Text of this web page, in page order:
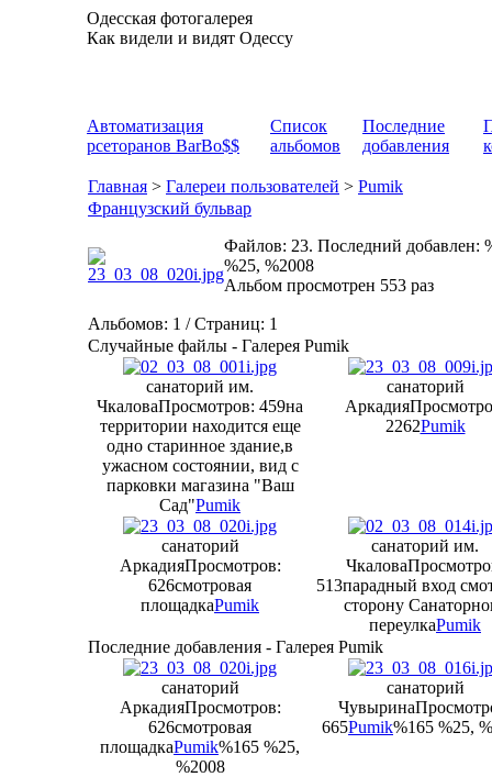
Одесская фотогалерея
Как видели и видят Одессу
Автоматизация
рсеторанов BarBo$$
Список
альбомов
Последние
добавления
Главная > Галереи пользователей > Pumik
Французский бульвар
Файлов: 23. Последний добавлен:
%25, %2008
Альбом просмотрен 553 раз
Альбомов: 1 / Страниц: 1
Случайные файлы - Галерея Pumik
санаторий им.
ЧкаловаПросмотров: 459на
территории находится еще
одно старинное здание,в
ужасном состоянии, вид с
парковки магазина "Ваш
Сад"Pumik
санаторий
Аркадия
2262Pumik
санаторий
АркадияПросмотров:
626смотровая
площадкаPumik
санаторий им.
Чкалова
513парадный вход
сторону
переулкаPumik
Последние добавления - Галерея Pumik
санаторий
АркадияПросмотров:
626смотровая
площадкаPumik%165 %25,
%2008
санаторий
Чувырина
665Pumik%165 %25,